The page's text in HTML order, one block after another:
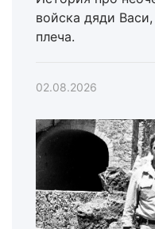
войска дяди
плеча.
02.08.2026